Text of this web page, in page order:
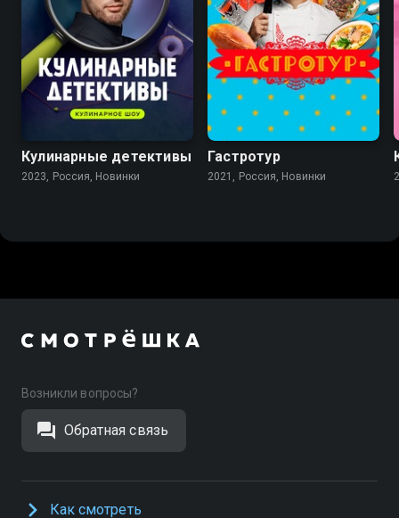
Кулинарные детективы
2023, Россия, Новинки
Гастротур
2021, Россия, Новинки
Возникли вопросы?
Обратная связь
Как смотреть